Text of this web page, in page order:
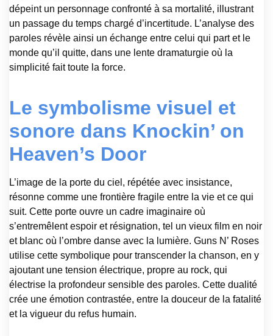
dépeint un personnage confronté à sa mortalité, illustrant
un passage du temps chargé d’incertitude. L’analyse des
paroles révèle ainsi un échange entre celui qui part et le
monde qu’il quitte, dans une lente dramaturgie où la
simplicité fait toute la force.
Le symbolisme visuel et
sonore dans Knockin’ on
Heaven’s Door
L’image de la porte du ciel, répétée avec insistance,
résonne comme une frontière fragile entre la vie et ce qui
suit. Cette porte ouvre un cadre imaginaire où
s’entremêlent espoir et résignation, tel un vieux film en noir
et blanc où l’ombre danse avec la lumière. Guns N’ Roses
utilise cette symbolique pour transcender la chanson, en y
ajoutant une tension électrique, propre au rock, qui
électrise la profondeur sensible des paroles. Cette dualité
crée une émotion contrastée, entre la douceur de la fatalité
et la vigueur du refus humain.